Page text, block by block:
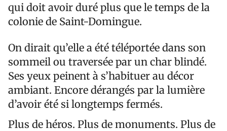
qui doit avoir duré plus que le temps de la
colonie de Saint-Domingue.
On dirait qu’elle a été téléportée dans son
sommeil ou traversée par un char blindé.
Ses yeux peinent à s’habituer au décor
ambiant. Encore dérangés par la lumière
d’avoir été si longtemps fermés.
Plus de héros. Plus de monuments. Plus de